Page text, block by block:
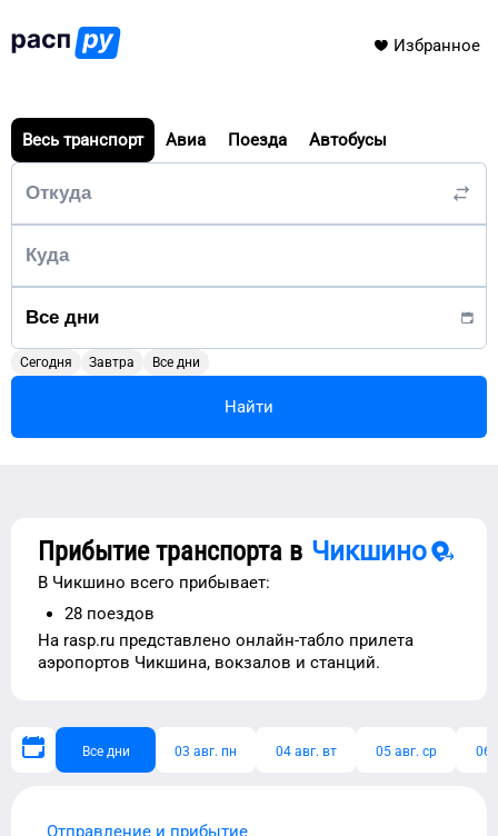
Избранное
Весь транспорт Авиа Поезда Автобусы
Сегодня Завтра Все дни
Найти
Прибытие транспорта в Чикшино
В Чикшино всего прибывает:
28 поездов
На rasp.ru представлено онлайн-табло прилета
аэропортов Чикшина, вокзалов и станций.
Все дни 03 авг. пн 04 авг. вт 05 авг. ср 06
Отправление и прибытие